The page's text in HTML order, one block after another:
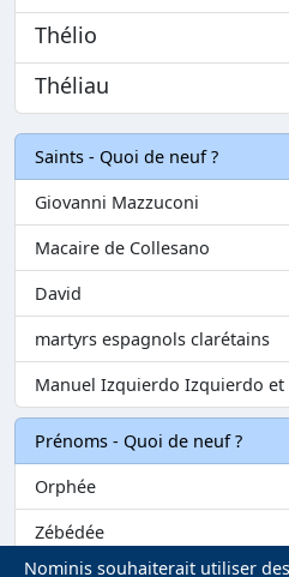
Thélio
Théliau
Saints - Quoi de neuf ?
Giovanni Mazzuconi
Macaire de Collesano
David
martyrs espagnols clarétains
Manuel Izquierdo Izquierdo et
Prénoms - Quoi de neuf ?
Orphée
Zébédée
Nominis souhaiterait utiliser